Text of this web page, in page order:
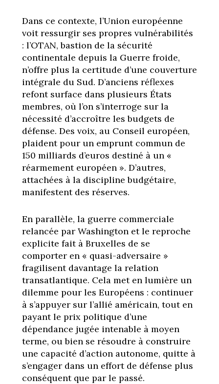
Dans ce contexte, l’Union européenne
voit ressurgir ses propres vulnérabilités
: l’OTAN, bastion de la sécurité
continentale depuis la Guerre froide,
n’offre plus la certitude d’une couverture
intégrale du Sud. D’anciens réflexes
refont surface dans plusieurs États
membres, où l’on s’interroge sur la
nécessité d’accroître les budgets de
défense. Des voix, au Conseil européen,
plaident pour un emprunt commun de
150 milliards d’euros destiné à un «
réarmement européen ». D’autres,
attachées à la discipline budgétaire,
manifestent des réserves.
En parallèle, la guerre commerciale
relancée par Washington et le reproche
explicite fait à Bruxelles de se
comporter en « quasi-adversaire »
fragilisent davantage la relation
transatlantique. Cela met en lumière un
dilemme pour les Européens : continuer
à s’appuyer sur l’allié américain, tout en
payant le prix politique d’une
dépendance jugée intenable à moyen
terme, ou bien se résoudre à construire
une capacité d’action autonome, quitte à
s’engager dans un effort de défense plus
conséquent que par le passé.